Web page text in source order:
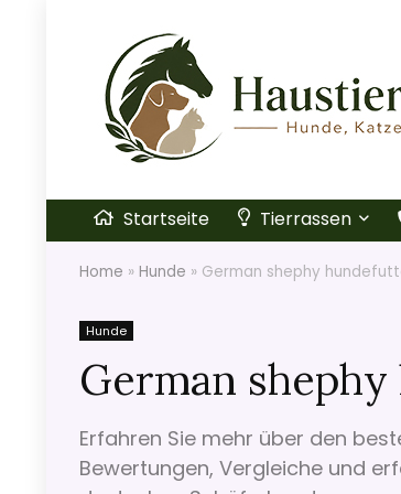
Startseite Tierrassen
Home » Hunde » German shephy
Hunde
German
Erfahren Sie mehr über den
Bewertungen, Vergleiche und